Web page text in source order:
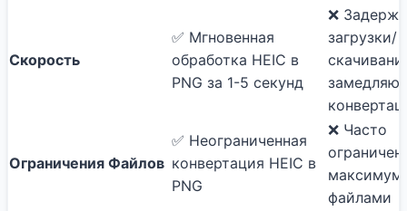
Скорость
✅ Мгновенная
обработка HEIC в
PNG за 1-5 секунд
❌
загрузки/
замедляют
Ограничения Файлов
✅ Неограниченная
конвертация HEIC в
PNG
❌ Часто
максимум
файлами